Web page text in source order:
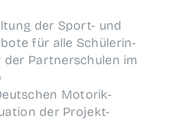
der Sport- und
für alle Schü­le­rin­
der Part­ner­schu­len im
Moto­rik-
der Pro­jekt-